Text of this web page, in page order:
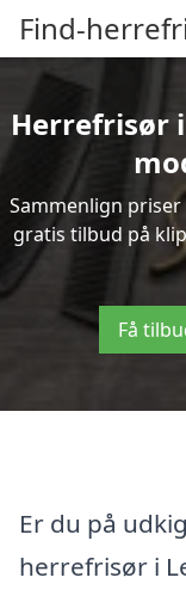
Find-
Herrefrisør
Sammenlign
gratis tilbud på
Få
Er du på
herrefrisør i